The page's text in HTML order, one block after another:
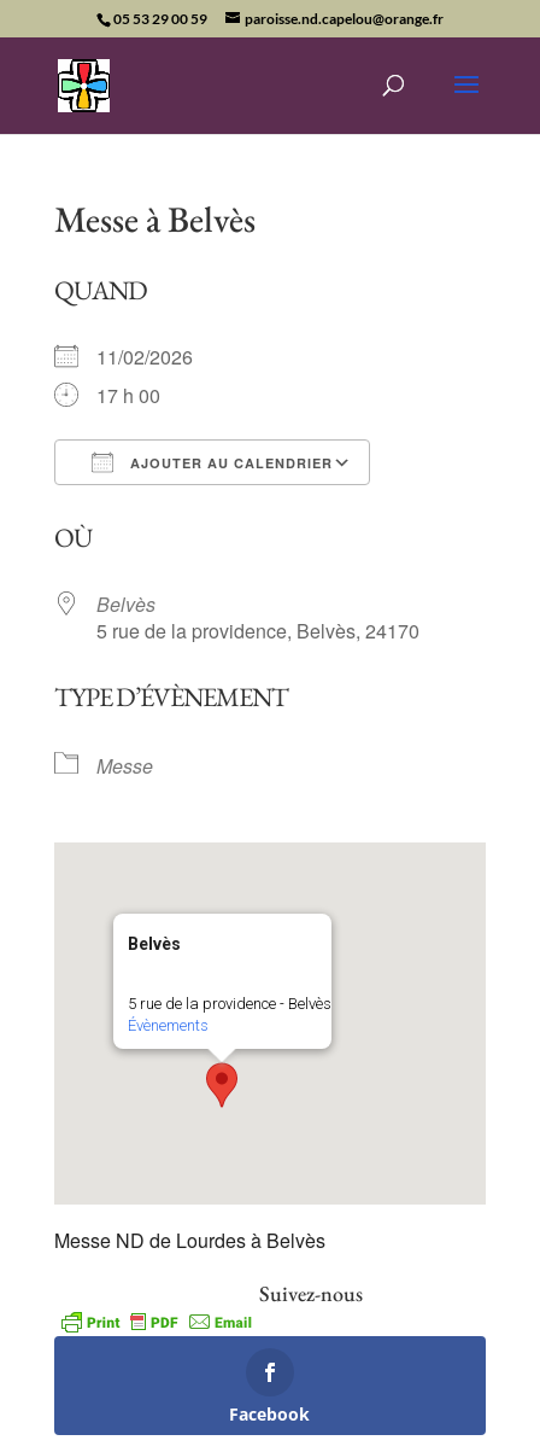
05 53 29 00 59 paroisse.nd.capelou@orange.fr
Messe à Belvès
QUAND
11/02/2026
17 h 00
AJOUTER AU CALENDRIER
OÙ
Belvès
5 rue de la providence, Belvès, 24170
TYPE D’ÉVÈNEMENT
Messe
Belvès
5 rue de la providence - Belvès
Évènements
Messe ND de Lourdes à Belvès
Suivez-nous
Facebook